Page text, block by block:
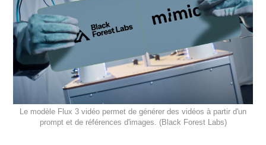
Le modèle Flux 3 vidéo permet de générer des vidéos à partir d'un
prompt et de références d'images. (Black Forest Labs)